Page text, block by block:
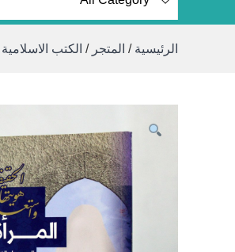
الرئيسية / المتجر / الكتب الاسلامية